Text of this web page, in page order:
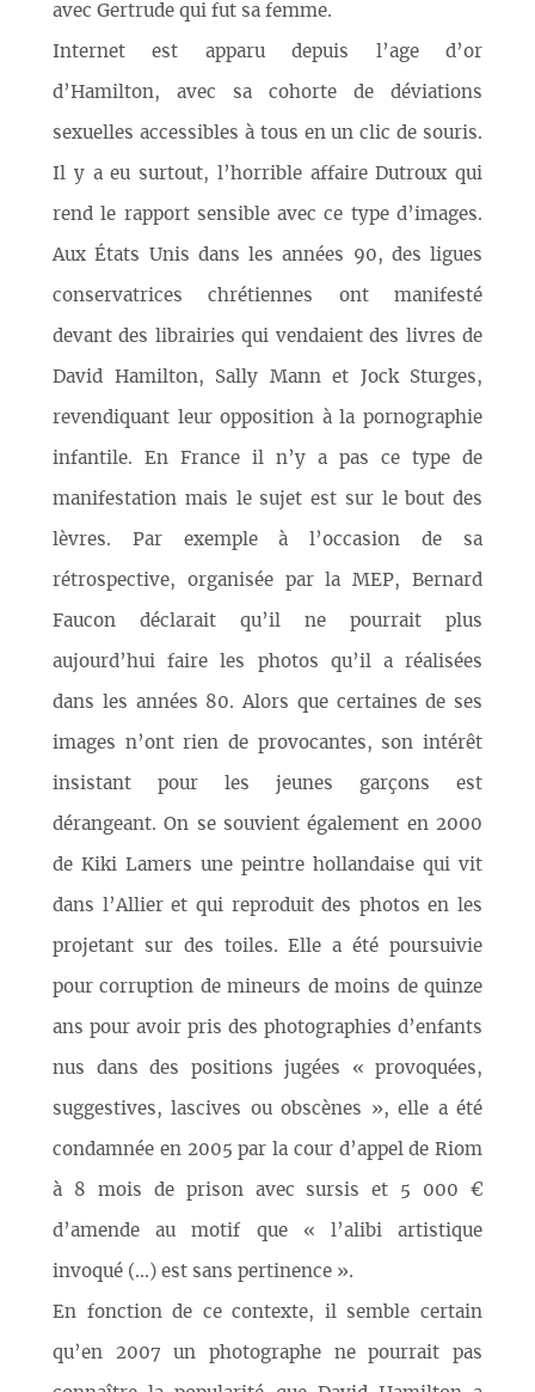
avec Gertrude qui fut sa femme.
Internet est apparu depuis l’age d’or
d’Hamilton, avec sa cohorte de déviations
sexuelles accessibles à tous en un clic de souris.
Il y a eu surtout, l’horrible affaire Dutroux qui
rend le rapport sensible avec ce type d’images.
Aux États Unis dans les années 90, des ligues
conservatrices chrétiennes ont manifesté
devant des librairies qui vendaient des livres de
David Hamilton, Sally Mann et Jock Sturges,
revendiquant leur opposition à la pornographie
infantile. En France il n’y a pas ce type de
manifestation mais le sujet est sur le bout des
lèvres. Par exemple à l’occasion de sa
rétrospective, organisée par la MEP, Bernard
Faucon déclarait qu’il ne pourrait plus
aujourd’hui faire les photos qu’il a réalisées
dans les années 80. Alors que certaines de ses
images n’ont rien de provocantes, son intérêt
insistant pour les jeunes garçons est
dérangeant. On se souvient également en 2000
de Kiki Lamers une peintre hollandaise qui vit
dans l’Allier et qui reproduit des photos en les
projetant sur des toiles. Elle a été poursuivie
pour corruption de mineurs de moins de quinze
ans pour avoir pris des photographies d’enfants
nus dans des positions jugées « provoquées,
suggestives, lascives ou obscènes », elle a été
condamnée en 2005 par la cour d’appel de Riom
à 8 mois de prison avec sursis et 5 000 €
d’amende au motif que « l’alibi artistique
invoqué (...) est sans pertinence ».
En fonction de ce contexte, il semble certain
qu’en 2007 un photographe ne pourrait pas